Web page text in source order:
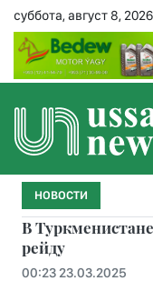
суббота, август 8, 2026
НОВОСТИ
В
рейду
00:23 23.03.2025